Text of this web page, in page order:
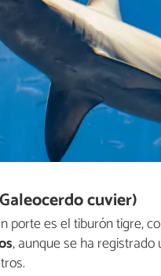
cuvier)
porte es el tiburón tigre,
, aunque se ha registrado